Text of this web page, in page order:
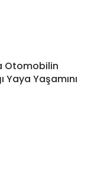
Otomobilin
Yaya Yaşamını